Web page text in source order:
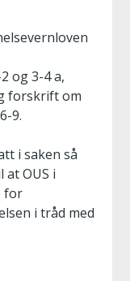
og 3-4 a,
forskrift om
9.
i saken så
OUS i
for
i tråd med